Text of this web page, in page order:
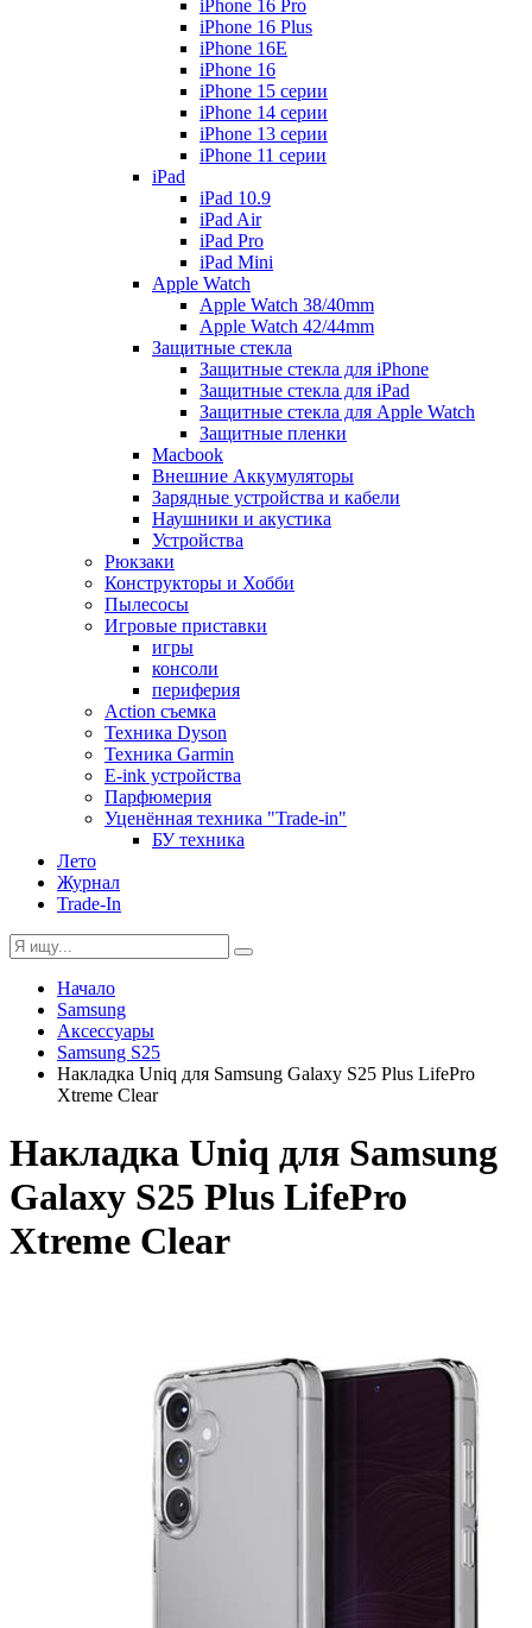
iPhone 16 Pro
iPhone 16 Plus
iPhone 16E
iPhone 16
iPhone 15 серии
iPhone 14 серии
iPhone 13 серии
iPhone 11 серии
iPad
iPad 10.9
iPad Air
iPad Pro
iPad Mini
Apple Watch
Apple Watch 38/40mm
Apple Watch 42/44mm
Защитные стекла
Защитные стекла для iPhone
Защитные стекла для iPad
Защитные стекла для Apple Watch
Защитные пленки
Macbook
Внешние Аккумуляторы
Зарядные устройства и кабели
Наушники и акустика
Устройства
Рюкзаки
Конструкторы и Хобби
Пылесосы
Игровые приставки
игры
консоли
периферия
Action съемка
Техника Dyson
Техника Garmin
E-ink устройства
Парфюмерия
Уценённая техника "Trade-in"
БУ техника
Лето
Журнал
Trade-In
Начало
Samsung
Аксессуары
Samsung S25
Накладка Uniq для Samsung Galaxy S25 Plus LifePro
Xtreme Clear
Накладка Uniq для Samsung
Galaxy S25 Plus LifePro
Xtreme Clear